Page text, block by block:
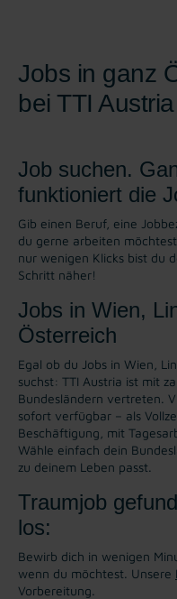
Jobs in ganz
bei TTI Austria
Job suchen.
funktioniert die
Gib einen Beruf, eine
du gerne arbeiten
nur wenigen Klicks bist du
Schritt näher!
Jobs in Wien,
Österreich
Egal ob du Jobs in Wien,
suchst: TTI Austria ist mit
Bundesländern vertreten.
sofort verfügbar – als
Beschäftigung, mit
Wähle einfach dein
zu deinem Leben passt.
Traumjob
los:
Bewirb dich in wenigen
wenn du möchtest. Unsere
Vorbereitung.